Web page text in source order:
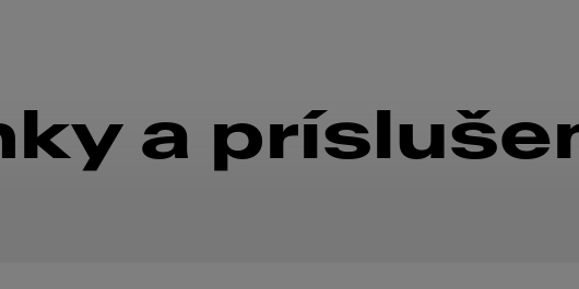
a